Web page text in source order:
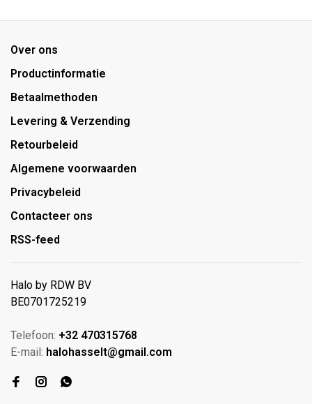
Over ons
Productinformatie
Betaalmethoden
Levering & Verzending
Retourbeleid
Algemene voorwaarden
Privacybeleid
Contacteer ons
RSS-feed
Halo by RDW BV
BE0701725219
Telefoon: +32 470315768
E-mail: halohasselt@gmail.com